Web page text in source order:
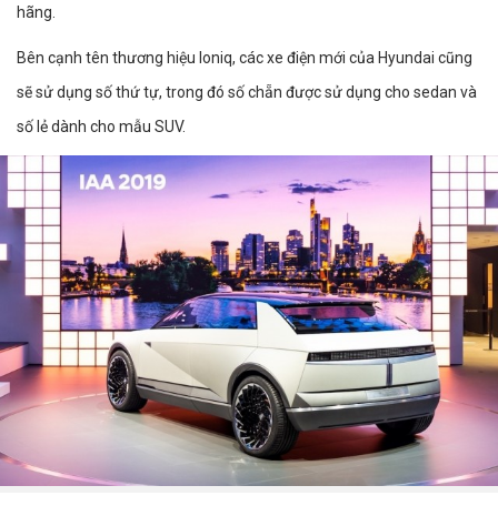
hãng.
Bên cạnh tên thương hiệu Ioniq, các xe điện mới của Hyundai cũng
sẽ sử dụng số thứ tự, trong đó số chẵn được sử dụng cho sedan và
số lẻ dành cho mẫu SUV.